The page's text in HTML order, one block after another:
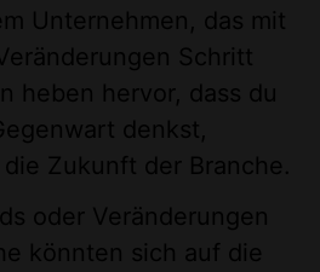
Unternehmen, das mit
Schritt
heben hervor, dass du
denkst,
Zukunft der Branche.
oder Veränderungen
könnten sich auf die